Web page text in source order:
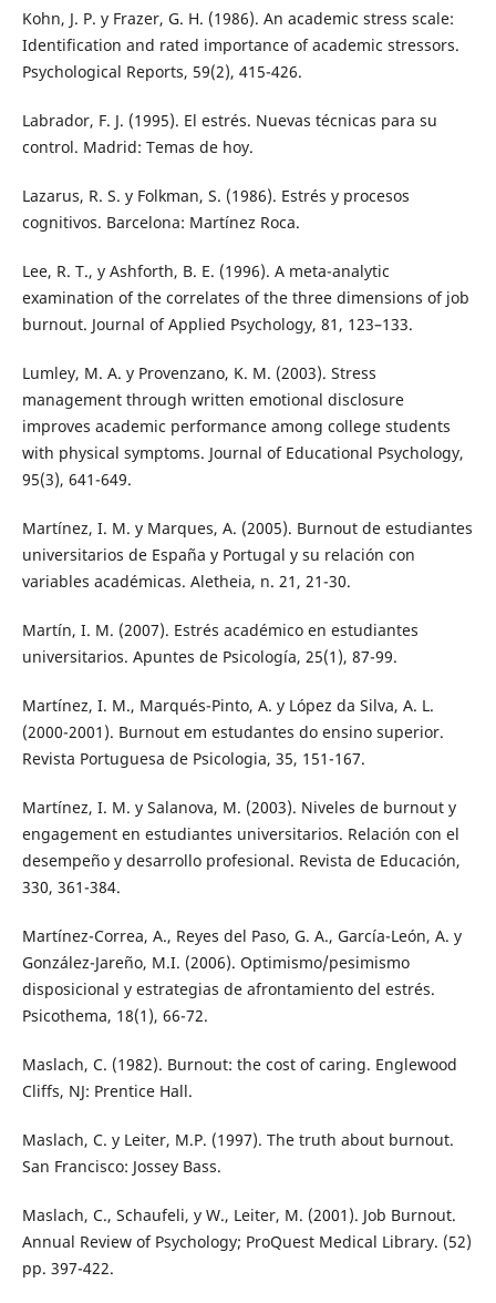
Kohn, J. P. y Frazer, G. H. (1986). An academic stress scale:
Identification and rated importance of academic stressors.
Psychological Reports, 59(2), 415-426.
Labrador, F. J. (1995). El estrés. Nuevas técnicas para su
control. Madrid: Temas de hoy.
Lazarus, R. S. y Folkman, S. (1986). Estrés y procesos
cognitivos. Barcelona: Martínez Roca.
Lee, R. T., y Ashforth, B. E. (1996). A meta-analytic
examination of the correlates of the three dimensions of job
burnout. Journal of Applied Psychology, 81, 123–133.
Lumley, M. A. y Provenzano, K. M. (2003). Stress
management through written emotional disclosure
improves academic performance among college students
with physical symptoms. Journal of Educational Psychology,
95(3), 641-649.
Martínez, I. M. y Marques, A. (2005). Burnout de estudiantes
universitarios de España y Portugal y su relación con
variables académicas. Aletheia, n. 21, 21-30.
Martín, I. M. (2007). Estrés académico en estudiantes
universitarios. Apuntes de Psicología, 25(1), 87-99.
Martínez, I. M., Marqués-Pinto, A. y López da Silva, A. L.
(2000-2001). Burnout em estudantes do ensino superior.
Revista Portuguesa de Psicologia, 35, 151-167.
Martínez, I. M. y Salanova, M. (2003). Niveles de burnout y
engagement en estudiantes universitarios. Relación con el
desempeño y desarrollo profesional. Revista de Educación,
330, 361-384.
Martínez-Correa, A., Reyes del Paso, G. A., García-León, A. y
González-Jareño, M.I. (2006). Optimismo/pesimismo
disposicional y estrategias de afrontamiento del estrés.
Psicothema, 18(1), 66-72.
Maslach, C. (1982). Burnout: the cost of caring. Englewood
Cliffs, NJ: Prentice Hall.
Maslach, C. y Leiter, M.P. (1997). The truth about burnout.
San Francisco: Jossey Bass.
Maslach, C., Schaufeli, y W., Leiter, M. (2001). Job Burnout.
Annual Review of Psychology; ProQuest Medical Library. (52)
pp. 397-422.